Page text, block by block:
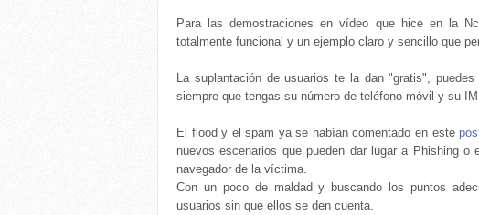
Para las demostraciones en vídeo que hice en la
totalmente funcional y un ejemplo claro y sencillo que
La suplantación de usuarios te la dan "gratis",
siempre que tengas su número de teléfono móvil y su
El flood y el spam ya se habían comentado en este
nuevos escenarios que pueden dar lugar a Phishing
navegador de la víctima.
Con un poco de maldad y buscando los puntos
usuarios sin que ellos se den cuenta.